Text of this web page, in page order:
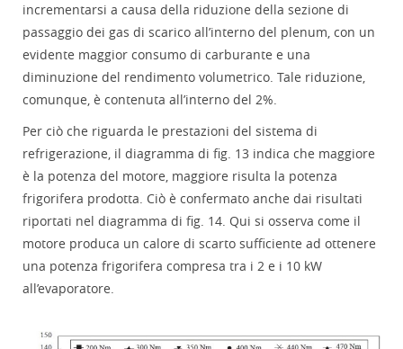
incrementarsi a causa della riduzione della sezione di
passaggio dei gas di scarico all’interno del plenum, con un
evidente maggior consumo di carburante e una
diminuzione del rendimento volumetrico. Tale riduzione,
comunque, è contenuta all’interno del 2%.
Per ciò che riguarda le prestazioni del sistema di
refrigerazione, il diagramma di fig. 13 indica che maggiore
è la potenza del motore, maggiore risulta la potenza
frigorifera prodotta. Ciò è confermato anche dai risultati
riportati nel diagramma di fig. 14. Qui si osserva come il
motore produca un calore di scarto sufficiente ad ottenere
una potenza frigorifera compresa tra i 2 e i 10 kW
all’evaporatore.